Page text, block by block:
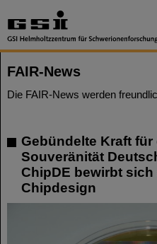
FAIR-News
Die FAIR-News werden
Gebündelte Kraft
Souveränität
ChipDE bewirbt
Chipdesign